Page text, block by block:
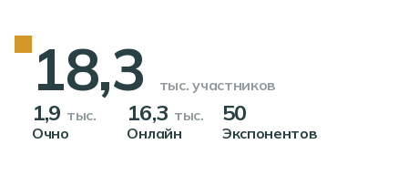
18,3 тыс. участников
1,9 тыс.
Очно
16,3 тыс.
Онлайн
50
Экспонентов